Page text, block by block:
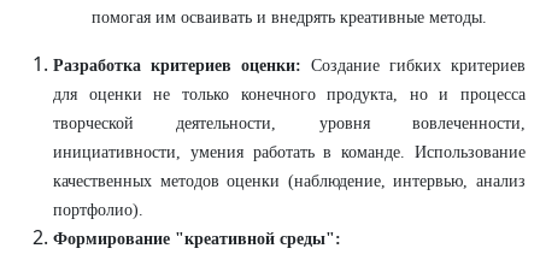
помогая им осваивать и внедрять креативные методы.
Разработка критериев оценки: Создание гибких критериев
для оценки не только конечного продукта, но и процесса
творческой деятельности, уровня вовлеченности,
инициативности, умения работать в команде. Использование
качественных методов оценки (наблюдение, интервью, анализ
портфолио).
Формирование "креативной среды":